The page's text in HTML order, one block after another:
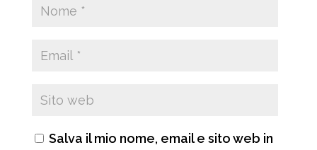
Salva il mio nome, email e sito web in